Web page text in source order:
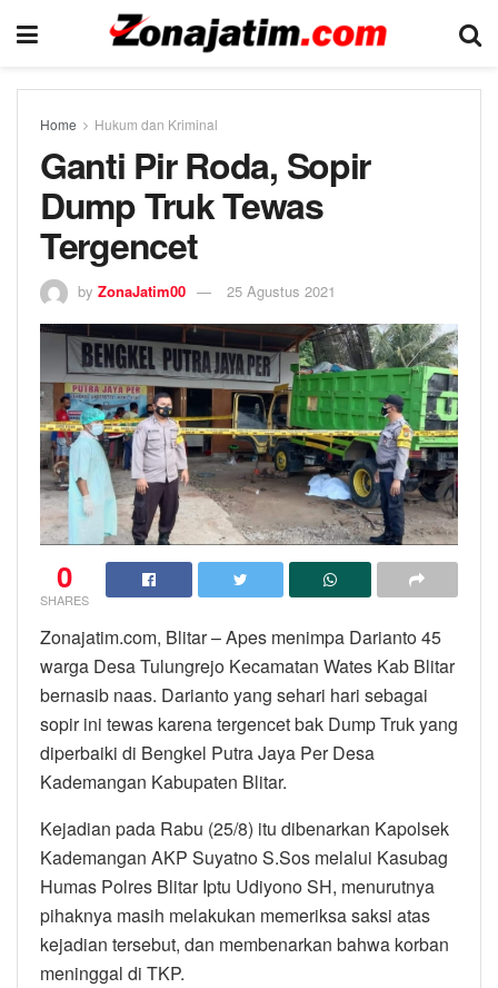
Home Hukum dan Kriminal
Ganti Pir Roda, Sopir
Dump Truk Tewas
Tergencet
by ZonaJatim00 25 Agustus 2021
0
SHARES
Zonajatim.com, Blitar – Apes menimpa Darianto 45
warga Desa Tulungrejo Kecamatan Wates Kab Blitar
bernasib naas. Darianto yang sehari hari sebagai
sopir ini tewas karena tergencet bak Dump Truk yang
diperbaiki di Bengkel Putra Jaya Per Desa
Kademangan Kabupaten Blitar.
Kejadian pada Rabu (25/8) itu dibenarkan Kapolsek
Kademangan AKP Suyatno S.Sos melalui Kasubag
Humas Polres Blitar Iptu Udiyono SH, menurutnya
pihaknya masih melakukan memeriksa saksi atas
kejadian tersebut, dan membenarkan bahwa korban
meninggal di TKP.